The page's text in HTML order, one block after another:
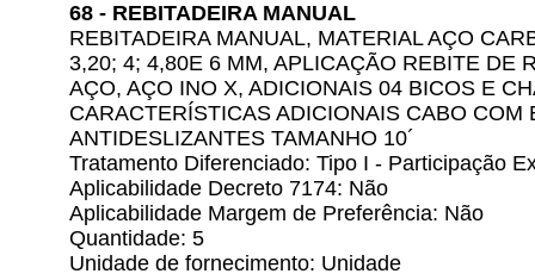
68 - REBITADEIRA MANUAL
REBITADEIRA MANUAL, MATERIAL AÇO
3,20; 4; 4,80E 6 MM, APLICAÇÃO REBITE DE
AÇO, AÇO INO X, ADICIONAIS 04 BICOS E
CARACTERÍSTICAS ADICIONAIS CABO COM
ANTIDESLIZANTES TAMANHO 10´
Tratamento Diferenciado: Tipo I - Participação
Aplicabilidade Decreto 7174: Não
Aplicabilidade Margem de Preferência: Não
Quantidade: 5
Unidade de fornecimento: Unidade